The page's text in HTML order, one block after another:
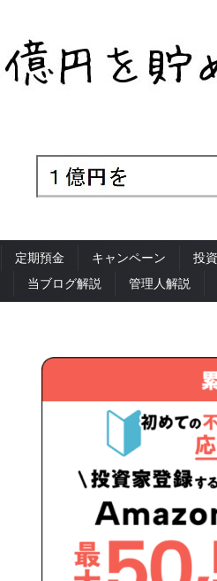
定期預金 キャンペーン 投資
当ブログ解説 管理人解説